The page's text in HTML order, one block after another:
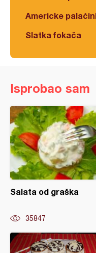
Americke
Slatka fokača
Isprobao sam
Salata od graška
35847